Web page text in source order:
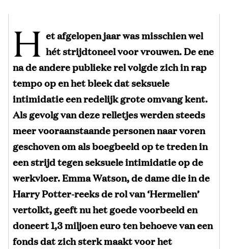
H et afgelopen jaar was misschien wel
hét strijdtoneel voor vrouwen. De ene
na de andere publieke rel volgde zich in rap
tempo op en het bleek dat seksuele
intimidatie een redelijk grote omvang kent.
Als gevolg van deze relletjes werden steeds
meer vooraanstaande personen naar voren
geschoven om als boegbeeld op te treden in
een strijd tegen seksuele intimidatie op de
werkvloer. Emma Watson, de dame die in de
Harry Potter-reeks de rol van ‘Hermelien’
vertolkt, geeft nu het goede voorbeeld en
doneert 1,3 miljoen euro ten behoeve van een
fonds dat zich sterk maakt voor het